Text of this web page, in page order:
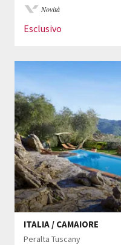
Novità
Esclusivo
ITALIA / CAMAIORE
Peralta Tuscany